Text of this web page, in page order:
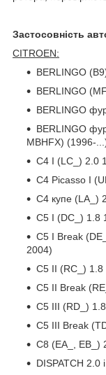
Застосовність
CITROEN:
BERLINGO
BERLINGO
BERLINGO
BERLINGO
MBHFX) (1996-
C4 I (LC_) 2.0
C4 Picasso I
C4 купе (LA_)
C5 I (DC_) 1.8
C5 I Break
2004)
C5 II (RC_)
C5 II Break
C5 III (RD_)
C5 III Break
C8 (EA_, EB_)
DISPATCH 2.0